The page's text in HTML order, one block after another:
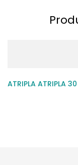
ATRIPLA ATRIPLA